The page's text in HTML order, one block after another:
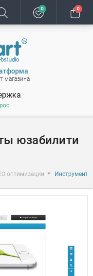
0 0
магазина
юзабилити
оптимизации